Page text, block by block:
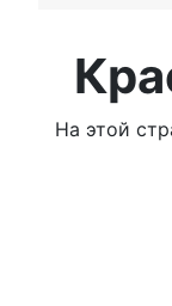
На этой